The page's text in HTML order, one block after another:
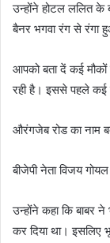
उन्होंने होटल ललित के
बैनर भगवा रंग से रंगा
आपको बता दें कई
रही है। इससे पहले कई
औरंगजेब रोड का नाम
बीजेपी नेता विजय
उन्होंने कहा कि बाबर
कर दिया था। इसलिए